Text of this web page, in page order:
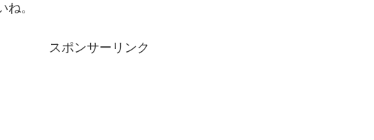
。
スポンサーリンク